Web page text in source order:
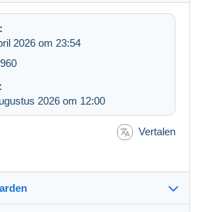
2026 om 23:54
2026 om 12:00
Vertalen